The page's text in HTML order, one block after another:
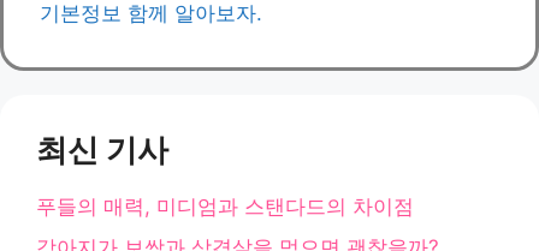
기본정보 함께 알아보자.
최신 기사
푸들의 매력, 미디엄과 스탠다드의 차이점